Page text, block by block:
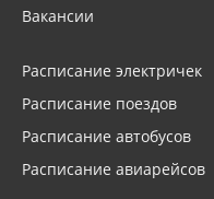
Вакансии
Расписание электричек
Расписание поездов
Расписание автобусов
Расписание авиарейсов